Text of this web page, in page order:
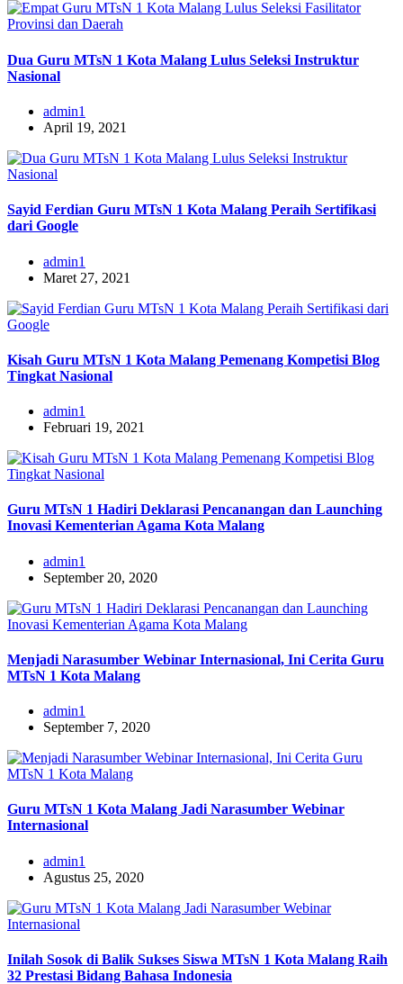
Dua Guru MTsN 1 Kota Malang Lulus Seleksi Instruktur
Nasional
admin1
April 19, 2021
Sayid Ferdian Guru MTsN 1 Kota Malang Peraih Sertifikasi
dari Google
admin1
Maret 27, 2021
Kisah Guru MTsN 1 Kota Malang Pemenang Kompetisi Blog
Tingkat Nasional
admin1
Februari 19, 2021
Guru MTsN 1 Hadiri Deklarasi Pencanangan dan Launching
Inovasi Kementerian Agama Kota Malang
admin1
September 20, 2020
Menjadi Narasumber Webinar Internasional, Ini Cerita Guru
MTsN 1 Kota Malang
admin1
September 7, 2020
Guru MTsN 1 Kota Malang Jadi Narasumber Webinar
Internasional
admin1
Agustus 25, 2020
Inilah Sosok di Balik Sukses Siswa MTsN 1 Kota Malang Raih
32 Prestasi Bidang Bahasa Indonesia